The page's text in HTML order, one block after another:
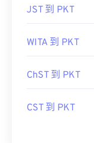
JST 到 PKT
WITA 到 PKT
ChST 到 PKT
CST 到 PKT